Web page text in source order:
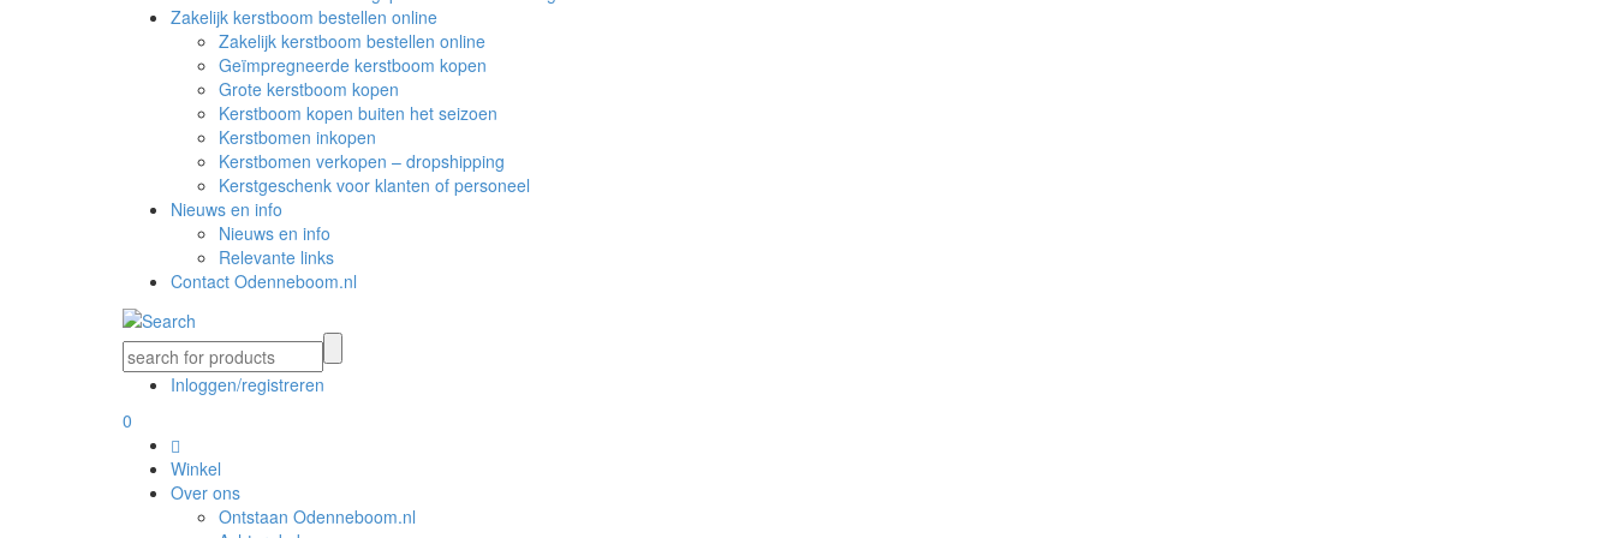
Zakelijk kerstboom bestellen online
Zakelijk kerstboom bestellen online
Geïmpregneerde kerstboom kopen
Grote kerstboom kopen
Kerstboom kopen buiten het seizoen
Kerstbomen inkopen
Kerstbomen verkopen – dropshipping
Kerstgeschenk voor klanten of personeel
Nieuws en info
Nieuws en info
Relevante links
Contact Odenneboom.nl
Inloggen/registreren
0
Winkel
Over ons
Ontstaan Odenneboom.nl